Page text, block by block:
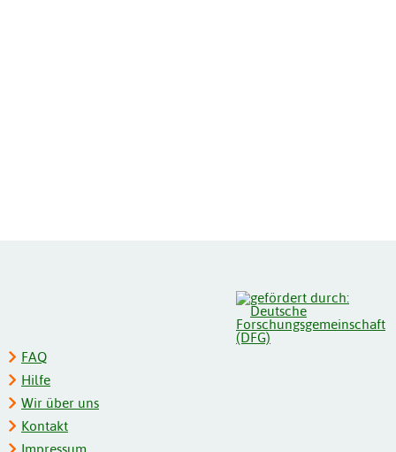
FAQ
Hilfe
Wir über uns
Kontakt
Impressum